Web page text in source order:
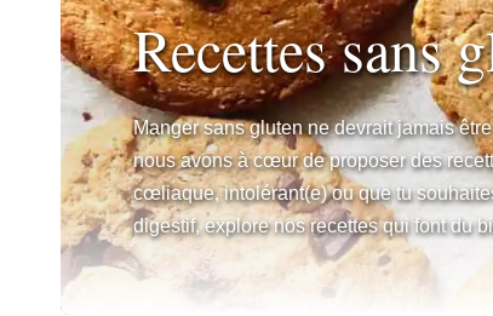
Recettes sans
Manger sans gluten ne devrait jamais
nous avons à cœur de proposer des
cœliaque, intolérant(e) ou que tu
digestif, explore nos recettes qui font du